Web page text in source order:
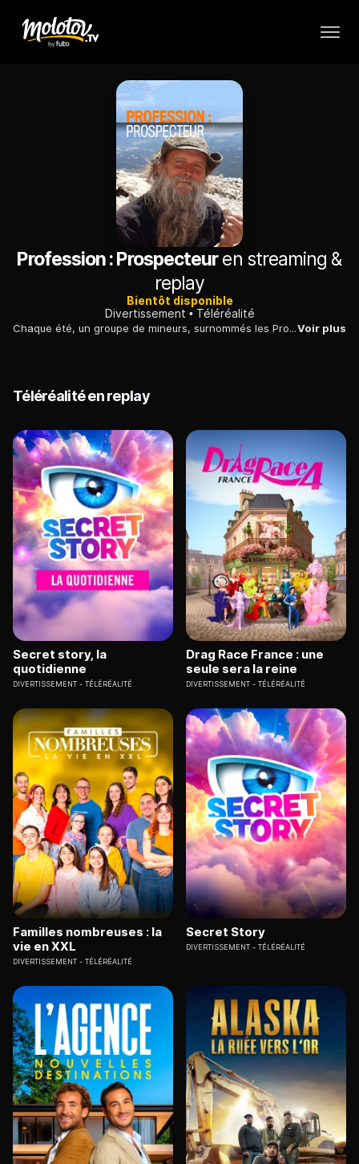
Profession : Prospecteuren streaming &
replay
Bientôt disponible
Divertissement
Téléréalité
Chaque été, un groupe de mineurs, surnommés les Prospectors, part à l´assaut des montagnes Rocheuses, dans le Colorado, à plus de 3.600 mètres d´altitude.Voir plus
Téléréalité en replay
Secret story, la
quotidienne
DIVERTISSEMENT TÉLÉRÉALITÉ
Drag Race France : une
seule sera la reine
DIVERTISSEMENT TÉLÉRÉALITÉ
Familles nombreuses : la
vie en XXL
DIVERTISSEMENT TÉLÉRÉALITÉ
Secret Story
DIVERTISSEMENT TÉLÉRÉALITÉ